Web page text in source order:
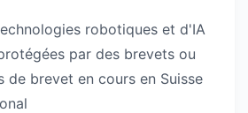
robotiques et d'IA
par des brevets ou
de brevet en cours en Suisse